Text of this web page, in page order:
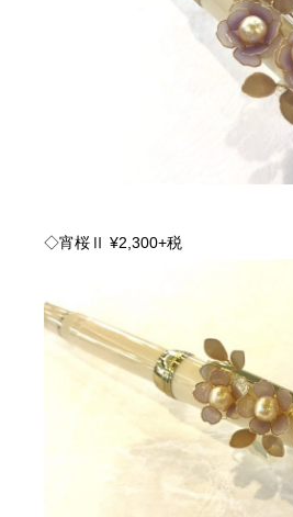
◇宵桜Ⅱ ¥2,300+税